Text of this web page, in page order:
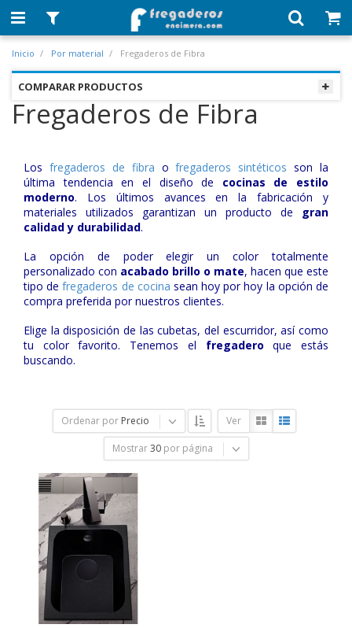
Inicio Por material Fregaderos de Fibra
COMPARAR PRODUCTOS
Fregaderos de Fibra
Los fregaderos de fibra ofregaderos sintéticos son la
última tendencia en el diseño de cocinas de estilo
moderno. Los últimos avances en la fabricación y
materiales utilizados garantizan un producto de gran
calidad y durabilidad.
La opción de poder elegir un color totalmente
personalizado con acabado brillo o mate, hacen que este
tipo defregaderos de cocina sean hoy por hoy la opción de
compra preferida por nuestros clientes.
Elige la disposición de las cubetas, del escurridor, así como
tu color favorito. Tenemos el fregadero que estás
buscando.
Ordenar por Precio Ver
Mostrar 30 por página